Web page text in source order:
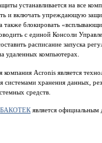
устанавливается на все
и включать упреждающую
также блокировать
с единой Консоли
расписание запуска
удаленных компьютерах.
компания Acronis является
системами хранения данных,
средств.
БАКОТЕК является